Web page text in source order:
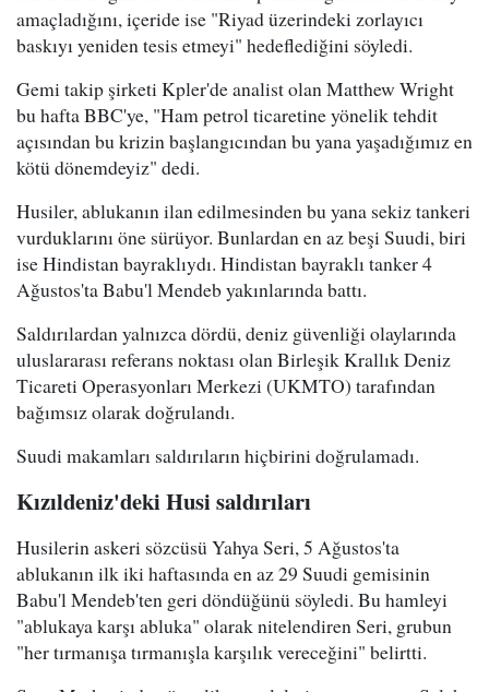
amaçladığını, içeride ise "Riyad üzerindeki zorlayıcı
baskıyı yeniden tesis etmeyi" hedeflediğini söyledi.
Gemi takip şirketi Kpler'de analist olan Matthew Wright
bu hafta BBC'ye, "Ham petrol ticaretine yönelik tehdit
açısından bu krizin başlangıcından bu yana yaşadığımız en
kötü dönemdeyiz" dedi.
Husiler, ablukanın ilan edilmesinden bu yana sekiz tankeri
vurduklarını öne sürüyor. Bunlardan en az beşi Suudi, biri
ise Hindistan bayraklıydı. Hindistan bayraklı tanker 4
Ağustos'ta Babu'l Mendeb yakınlarında battı.
Saldırılardan yalnızca dördü, deniz güvenliği olaylarında
uluslararası referans noktası olan Birleşik Krallık Deniz
Ticareti Operasyonları Merkezi (UKMTO) tarafından
bağımsız olarak doğrulandı.
Suudi makamları saldırıların hiçbirini doğrulamadı.
Kızıldeniz'deki Husi saldırıları
Husilerin askeri sözcüsü Yahya Seri, 5 Ağustos'ta
ablukanın ilk iki haftasında en az 29 Suudi gemisinin
Babu'l Mendeb'ten geri döndüğünü söyledi. Bu hamleyi
"ablukaya karşı abluka" olarak nitelendiren Seri, grubun
"her tırmanışa tırmanışla karşılık vereceğini" belirtti.